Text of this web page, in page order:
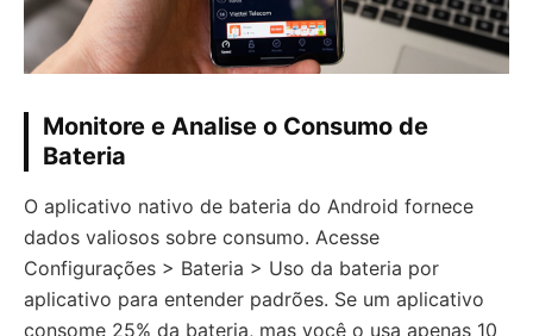
Monitore e Analise o Consumo de
Bateria
O aplicativo nativo de bateria do Android fornece
dados valiosos sobre consumo. Acesse
Configurações > Bateria > Uso da bateria por
aplicativo para entender padrões. Se um aplicativo
consome 25% da bateria, mas você o usa apenas 10